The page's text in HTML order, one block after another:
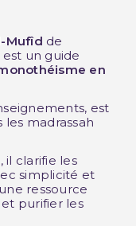
Mufîd de
un guide
en
est
madrassah
, il clarifie les
simplicité et
ressource
et purifier les